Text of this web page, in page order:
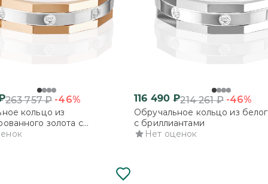
263 757₽ -46%
кольцо из
золота с
116 490 ₽214 261₽ -46%
Обручальное кольцо из
с бриллиантами
Нет оценок